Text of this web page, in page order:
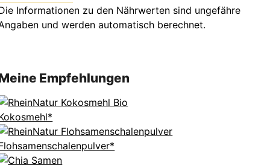
Informationen zu den Nährwerten sind ungefähre
und werden automatisch berechnet.
Empfehlungen